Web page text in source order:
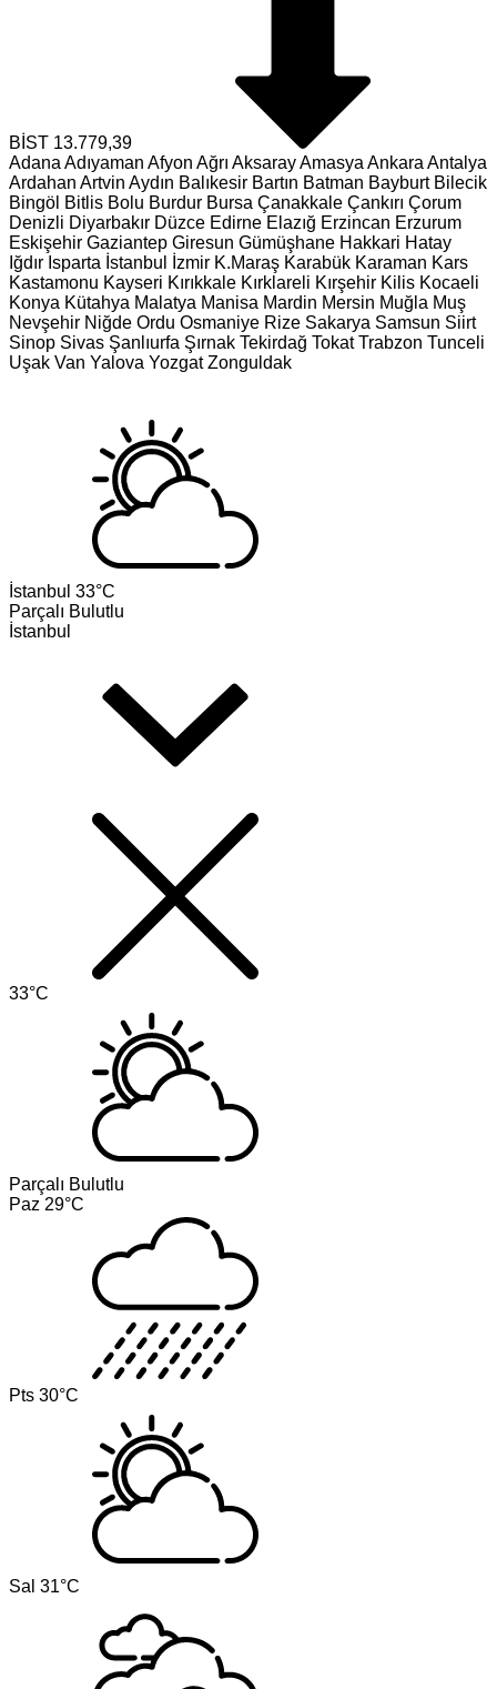
BİST 13.779,39
Adana Adıyaman Afyon Ağrı AksarayAmasya Ankara Antalya
Ardahan Artvin Aydın Balıkesir Bartın Batman Bayburt Bilecik
Bingöl Bitlis Bolu Burdur Bursa Çanakkale Çankırı Çorum
Denizli Diyarbakır Düzce Edirne Elazığ Erzincan Erzurum
Eskişehir Gaziantep Giresun Gümüşhane Hakkari Hatay
Iğdır Isparta İstanbul İzmir K.Maraş Karabük Karaman Kars
Kastamonu Kayseri Kırıkkale Kırklareli Kırşehir Kilis Kocaeli
Konya Kütahya Malatya Manisa Mardin Mersin Muğla Muş
Nevşehir Niğde Ordu Osmaniye Rize Sakarya Samsun Siirt
Sinop Sivas Şanlıurfa Şırnak Tekirdağ Tokat Trabzon Tunceli
Uşak Van Yalova Yozgat Zonguldak
İstanbul 33°C
Parçalı Bulutlu
İstanbul
33°C
Parçalı Bulutlu
Paz 29°C
Pts 30°C
Sal 31°C